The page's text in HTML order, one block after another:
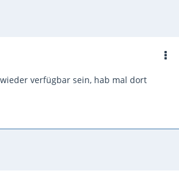
verfügbar sein, hab mal dort